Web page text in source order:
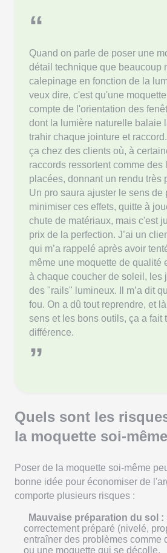
“
Quand on parle de poser une
détail technique que beaucoup
calepinage en fonction de la
veux dire, c'est qu'une
compte de l'orientation des
dont la lumière naturelle balaie
trahir chaque jointure et
ça chez des clients où, à
raccords ressortent comme des
placées, donnant un rendu très
Un pro saura ajuster le sens de
minimiser ces effets, quitte à
chute de matériaux, mais c'est
prix de la perfection. J’ai un
qui m’a rappelé après avoir
même une moquette de qualité
à chaque coucher de soleil, les
des "rails" lumineux. Il m’a dit
fou. On a dû tout reprendre, et
sens et les bons outils, ça a fait
différence.
”
Quels sont les
la moquette soi-
Poser de la moquette soi-même
bonne idée pour économiser de
comporte plusieurs risques :
Mauvaise préparation du sol :
correctement préparé (nivelé,
entraîner des problèmes comme
ou une moquette qui se décolle.